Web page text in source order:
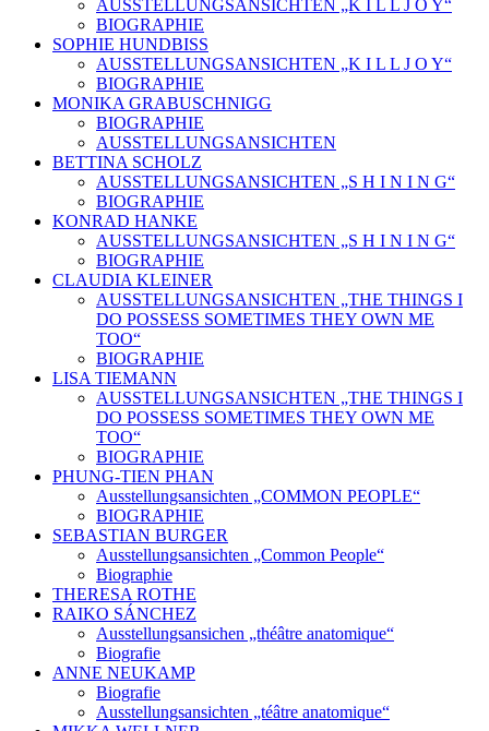
AUSSTELLUNGSANSICHTEN „K I L L J O Y“
BIOGRAPHIE
SOPHIE HUNDBISS
AUSSTELLUNGSANSICHTEN „K I L L J O Y“
BIOGRAPHIE
MONIKA GRABUSCHNIGG
BIOGRAPHIE
AUSSTELLUNGSANSICHTEN
BETTINA SCHOLZ
AUSSTELLUNGSANSICHTEN „S H I N I N G“
BIOGRAPHIE
KONRAD HANKE
AUSSTELLUNGSANSICHTEN „S H I N I N G“
BIOGRAPHIE
CLAUDIA KLEINER
AUSSTELLUNGSANSICHTEN „THE THINGS I
DO POSSESS SOMETIMES THEY OWN ME
TOO“
BIOGRAPHIE
LISA TIEMANN
AUSSTELLUNGSANSICHTEN „THE THINGS I
DO POSSESS SOMETIMES THEY OWN ME
TOO“
BIOGRAPHIE
PHUNG-TIEN PHAN
Ausstellungsansichten „COMMON PEOPLE“
BIOGRAPHIE
SEBASTIAN BURGER
Ausstellungsansichten „Common People“
Biographie
THERESA ROTHE
RAIKO SÁNCHEZ
Ausstellungsansichen „théâtre anatomique“
Biografie
ANNE NEUKAMP
Biografie
Ausstellungsansichten „téâtre anatomique“